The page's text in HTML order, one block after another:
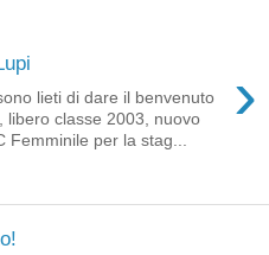
›
lieti di dare il benvenuto
libero classe 2003, nuovo
Femminile per la stag...